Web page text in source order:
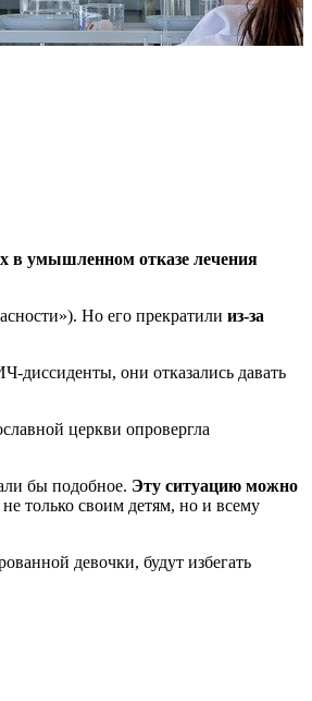
в умышленном отказе лечения
Но его прекратили из-за
диссиденты, они отказались давать
церкви опровергла
бы подобное. Эту ситуацию можно
только своим детям, но и всему
девочки, будут избегать